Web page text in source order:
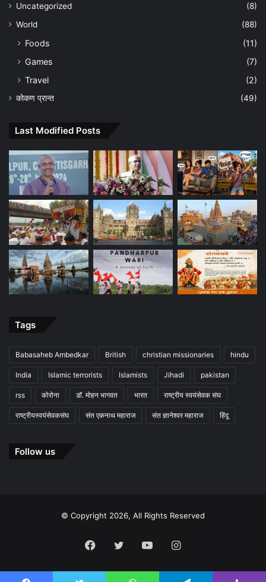
Uncategorized
(8)
World
(88)
Foods
(11)
Games
(7)
Travel
(2)
कोकण प्रान्त (49)
Last Modified Posts
Tags
Babasaheb Ambedkar British christian missionaries hindu
India Islamic terrorists Islamists Jihadi pakistan
rss कोरोना डॉ. मोहन भागवत भारत राष्ट्रीय स्वयंसेवक संघ
राष्ट्रीयस्वयंसेवकसंघ संत एकनाथ महाराज संत ज्ञानेश्वर महाराज हिंदू
Follow us
© Copyright 2026, All Rights Reserved
Facebook
TwitterYouTubeInstagram